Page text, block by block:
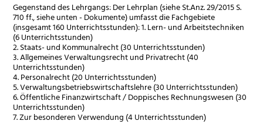
Gegenstand des Lehrgangs:Der Lehrplan (siehe St.Anz. 29/2015 S.
710 ff., siehe unten - Dokumente) umfasst die Fachgebiete
(insgesamt 160 Unterrichtsstunden): 1. Lern- und Arbeitstechniken
(6 Unterrichtsstunden)
2. Staats- und Kommunalrecht (30 Unterrichtsstunden)
3. Allgemeines Verwaltungsrecht und Privatrecht (40
Unterrichtsstunden)
4. Personalrecht (20 Unterrichtsstunden)
5. Verwaltungsbetriebswirtschaftslehre (30 Unterrichtsstunden)
6. Öffentliche Finanzwirtschaft / Doppisches Rechnungswesen (30
Unterrichtsstunden)
7. Zur besonderen Verwendung (4 Unterrichtsstunden)